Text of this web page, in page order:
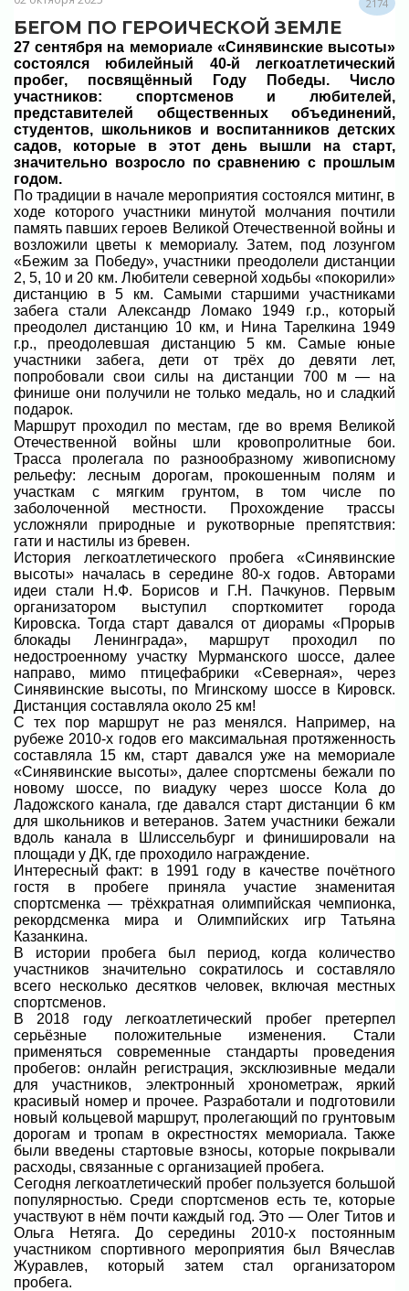
2174
БЕГОМ ПО ГЕРОИЧЕСКОЙ ЗЕМЛЕ
27 сентября на мемориале «Синявинские высоты»
состоялся юбилейный 40-й легкоатлетический
пробег, посвящённый Году Победы. Число
участников: спортсменов и любителей,
представителей общественных объединений,
студентов, школьников и воспитанников детских
садов, которые в этот день вышли на старт,
значительно возросло по сравнению с прошлым
годом.
По традиции в начале мероприятия состоялся митинг, в
ходе которого участники минутой молчания почтили
память павших героев Великой Отечественной войны и
возложили цветы к мемориалу. Затем, под лозунгом
«Бежим за Победу», участники преодолели дистанции
2, 5, 10 и 20 км. Любители северной ходьбы «покорили»
дистанцию в 5 км. Самыми старшими участниками
забега стали Александр Ломако 1949 г.р., который
преодолел дистанцию 10 км, и Нина Тарелкина 1949
г.р., преодолевшая дистанцию 5 км. Самые юные
участники забега, дети от трёх до девяти лет,
попробовали свои силы на дистанции 700 м — на
финише они получили не только медаль, но и сладкий
подарок.
Маршрут проходил по местам, где во время Великой
Отечественной войны шли кровопролитные бои.
Трасса пролегала по разнообразному живописному
рельефу: лесным дорогам, прокошенным полям и
участкам с мягким грунтом, в том числе по
заболоченной местности. Прохождение трассы
усложняли природные и рукотворные препятствия:
гати и настилы из бревен.
История легкоатлетического пробега «Синявинские
высоты» началась в середине 80-х годов. Авторами
идеи стали Н.Ф. Борисов и Г.Н. Пачкунов. Первым
организатором выступил спорткомитет города
Кировска. Тогда старт давался от диорамы «Прорыв
блокады Ленинграда», маршрут проходил по
недостроенному участку Мурманского шоссе, далее
направо, мимо птицефабрики «Северная», через
Синявинские высоты, по Мгинскому шоссе в Кировск.
Дистанция составляла около 25 км!
С тех пор маршрут не раз менялся. Например, на
рубеже 2010-х годов его максимальная протяженность
составляла 15 км, старт давался уже на мемориале
«Синявинские высоты», далее спортсмены бежали по
новому шоссе, по виадуку через шоссе Кола до
Ладожского канала, где давался старт дистанции 6 км
для школьников и ветеранов. Затем участники бежали
вдоль канала в Шлиссельбург и финишировали на
площади у ДК, где проходило награждение.
Интересный факт: в 1991 году в качестве почётного
гостя в пробеге приняла участие знаменитая
спортсменка — трёхкратная олимпийская чемпионка,
рекордсменка мира и Олимпийских игр Татьяна
Казанкина.
В истории пробега был период, когда количество
участников значительно сократилось и составляло
всего несколько десятков человек, включая местных
спортсменов.
В 2018 году легкоатлетический пробег претерпел
серьёзные положительные изменения. Стали
применяться современные стандарты проведения
пробегов: онлайн регистрация, эксклюзивные медали
для участников, электронный хронометраж, яркий
красивый номер и прочее. Разработали и подготовили
новый кольцевой маршрут, пролегающий по грунтовым
дорогам и тропам в окрестностях мемориала. Также
были введены стартовые взносы, которые покрывали
расходы, связанные с организацией пробега.
Сегодня легкоатлетический пробег пользуется большой
популярностью. Среди спортсменов есть те, которые
участвуют в нём почти каждый год. Это — Олег Титов и
Ольга Нетяга. До середины 2010-х постоянным
участником спортивного мероприятия был Вячеслав
Журавлев, который затем стал организатором
пробега.